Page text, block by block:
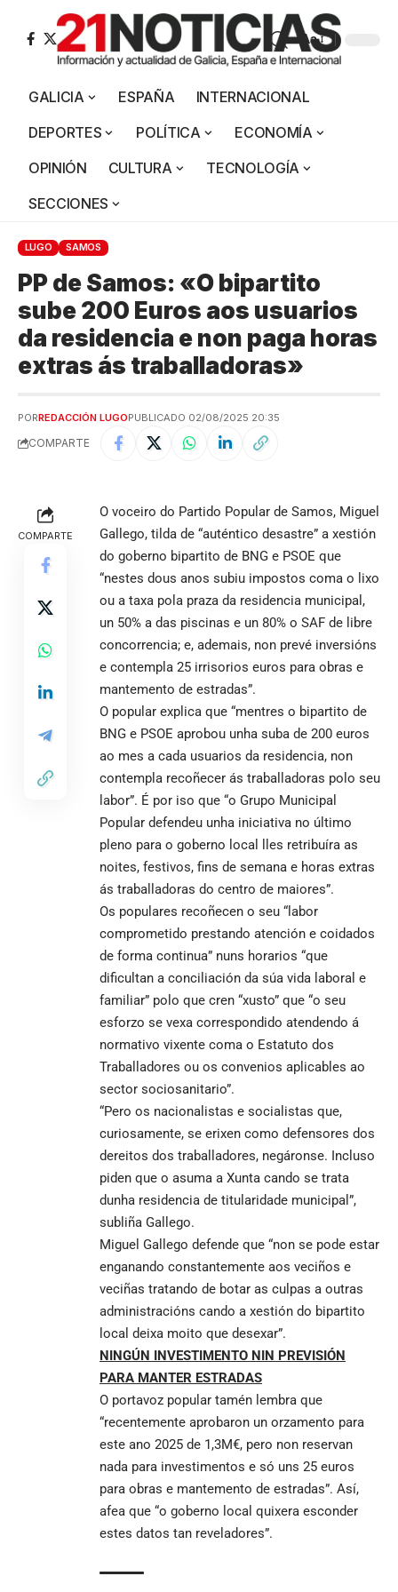
Aa
GALICIA ESPAÑA
INTERNACIONAL
DEPORTES
POLÍTICA
ECONOMÍA
OPINIÓN
CULTURA
TECNOLOGÍA
SECCIONES
LUGO SAMOS
PP de Samos: «O bipartito
sube 200 Euros aos usuarios
da residencia e non paga horas
extras ás traballadoras»
PORREDACCIÓN LUGOPUBLICADO 02/08/2025 20:35
COMPARTE
COMPARTE
O voceiro do Partido Popular de Samos, Miguel
Gallego, tilda de “auténtico desastre” a xestión
do goberno bipartito de BNG e PSOE que
“nestes dous anos subiu impostos coma o lixo
ou a taxa pola praza da residencia municipal,
un 50% a das piscinas e un 80% o SAF de libre
concorrencia; e, ademais, non prevé inversións
e contempla 25 irrisorios euros para obras e
mantemento de estradas”.
O popular explica que “mentres o bipartito de
BNG e PSOE aprobou unha suba de 200 euros
ao mes a cada usuarios da residencia, non
contempla recoñecer ás traballadoras polo seu
labor”. É por iso que “o Grupo Municipal
Popular defendeu unha iniciativa no último
pleno para o goberno local lles retribuíra as
noites, festivos, fins de semana e horas extras
ás traballadoras do centro de maiores”.
Os populares recoñecen o seu “labor
comprometido prestando atención e coidados
de forma continua” nuns horarios “que
dificultan a conciliación da súa vida laboral e
familiar” polo que cren “xusto” que “o seu
esforzo se vexa correspondido atendendo á
normativo vixente coma o Estatuto dos
Traballadores ou os convenios aplicables ao
sector sociosanitario”.
“Pero os nacionalistas e socialistas que,
curiosamente, se erixen como defensores dos
dereitos dos traballadores, negáronse. Incluso
piden que o asuma a Xunta cando se trata
dunha residencia de titularidade municipal”,
subliña Gallego.
Miguel Gallego defende que “non se pode estar
enganando constantemente aos veciños e
veciñas tratando de botar as culpas a outras
administracións cando a xestión do bipartito
local deixa moito que desexar”.
NINGÚN INVESTIMENTO NIN PREVISIÓN
PARA MANTER ESTRADAS
O portavoz popular tamén lembra que
“recentemente aprobaron un orzamento para
este ano 2025 de 1,3M€, pero non reservan
nada para investimentos e só uns 25 euros
para obras e mantemento de estradas”. Así,
afea que “o goberno local quixera esconder
estes datos tan reveladores”.